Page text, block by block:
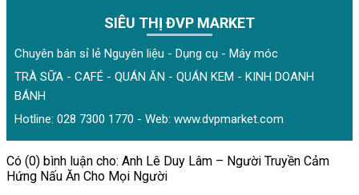
SIÊU THỊ ĐVP MARKET
Chuyên bán sỉ lẻ Nguyên liệu - Dụng cụ - Máy móc
TRÀ SỮA - CAFÉ - QUÁN ĂN - QUÁN KEM - KINH DOANH
BÁNH
Hotline: 028 7300 1770 - Web: www.dvpmarket.com
Có (0) bình luận cho: Anh Lê Duy Lâm – Người Truyền Cảm
Hứng Nấu Ăn Cho Mọi Người